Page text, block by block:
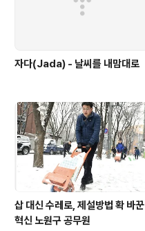
자다(Jada) - 날씨를 내맘대로
삽 대신 수레로, 제설방법 확 바꾼
혁신 노원구 공무원